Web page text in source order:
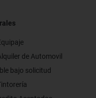
de Automovil
bajo solicitud